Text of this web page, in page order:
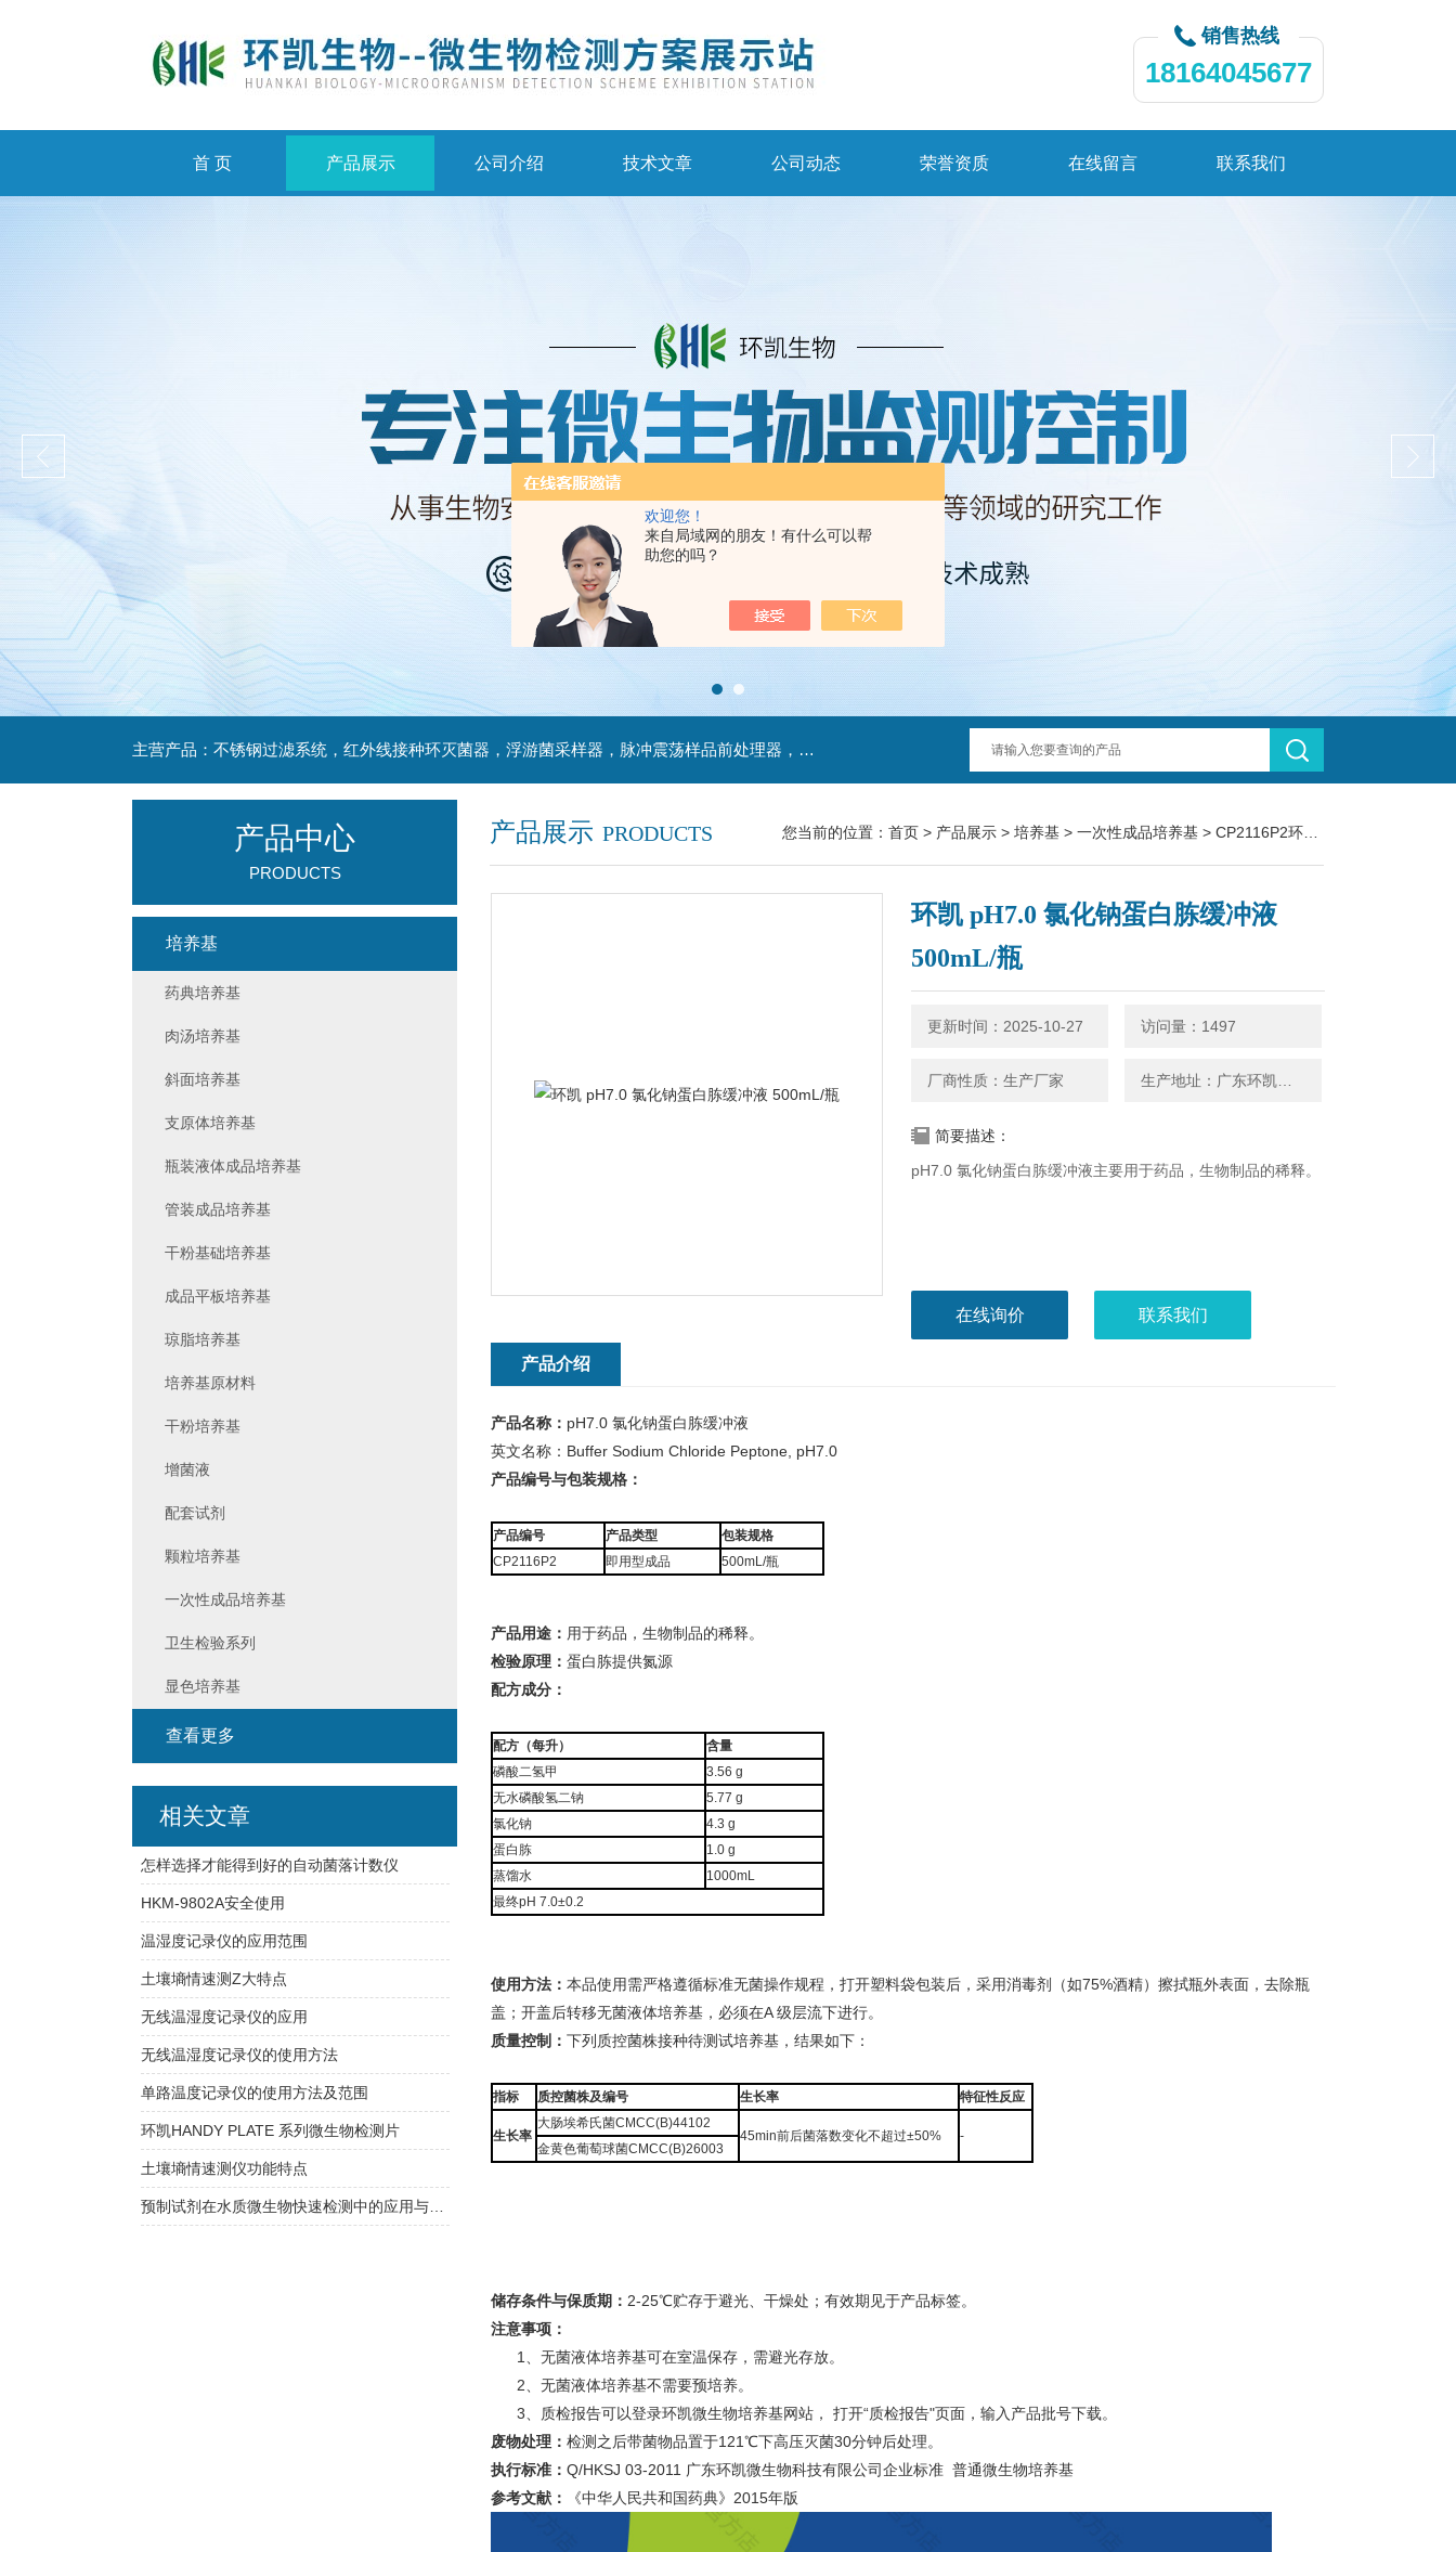
欢迎您！
来自局域网的朋友！有什么可以帮
助您的吗？
销售热线
18164045677
首 页 产品展示 公司介绍 技术文章 公司动态 荣誉资质 在线留言 联系我们
主营产品：不锈钢过滤系统，红外线接种环灭菌器，浮游菌采样器，脉冲震荡样品前处理器，数字化智能电热鼓风干燥箱，数字化智能电热恒温培养箱，实验室设备及环境温湿度监测系统，洁净工作台等实验设仪器设备。
产品展示 PRODUCTS 您当前的位置： 首页 > 产品展示 > 培养基 > 一次性成品培养基 > CP2116P2环凯 pH7.0 氯化钠蛋白胨缓冲液 500mL/瓶
环凯 pH7.0 氯化钠蛋白胨缓冲液
500mL/瓶
更新时间：2025-10-27 访问量：1497
厂商性质：生产厂家
简要描述：
pH7.0 氯化钠蛋白胨缓冲液主要用于药品，生物制品的稀释。
在线询价 联系我们
产品介绍
产品名称： pH7.0 氯化钠蛋白胨缓冲液
英文名称：Buffer Sodium Chloride Peptone, pH7.0
产品编号与包装规格：
产品编号 产品类型
包装规格
CP2116P2
即用型成品 500mL/瓶
产品用途： 用于药品，生物制品的稀释。
检验原理： 蛋白胨提供氮源
配方成分：
配方（每升）
含量
磷酸二氢甲
3.56 g
无水磷酸氢二钠
5.77 g
氯化钠
4.3 g
蛋白胨
1.0 g
蒸馏水
1000mL
最终pH 7.0±0.2
使用方法： 本品使用需严格遵循标准无菌操作规程，打开塑料袋包装后，采用消毒剂（如75%酒精）擦拭瓶外表面，去除瓶
盖；开盖后转移无菌液体培养基，必须在A 级层流下进行。
质量控制： 下列质控菌株接种待测试培养基，结果如下：
指标 质控菌株及编号 生长率 特征性反应
生长率
大肠埃希氏菌CMCC(B)44102
45min前后菌落数变化不超过±50%
-
金黄色葡萄球菌CMCC(B)26003
储存条件与保质期： 2-25℃贮存于避光、干燥处；有效期见于产品标签。
注意事项：
1、无菌液体培养基可在室温保存，需避光存放。
2、无菌液体培养基不需要预培养。
3、质检报告可以登录环凯微生物培养基网站， 打开“质检报告"页面，输入产品批号下载。
废物处理： 检测之后带菌物品置于121℃下高压灭菌30分钟后处理。
执行标准： Q/HKSJ 03-2011 广东环凯微生物科技有限公司企业标准 普通微生物培养基
参考文献：
《中华人民共和国药典》2015年版
产品中心
PRODUCTS
培养基
药典培养基
肉汤培养基
斜面培养基
支原体培养基
瓶装液体成品培养基
管装成品培养基
干粉基础培养基
成品平板培养基
琼脂培养基
培养基原材料
干粉培养基
增菌液
配套试剂
颗粒培养基
一次性成品培养基
卫生检验系列
显色培养基
查看更多
相关文章
怎样选择才能得到好的自动菌落计数仪
HKM-9802A安全使用
温湿度记录仪的应用范围
土壤墒情速测Z大特点
无线温湿度记录仪的应用
无线温湿度记录仪的使用方法
单路温度记录仪的使用方法及范围
环凯HANDY PLATE 系列微生物检测片
土壤墒情速测仪功能特点
预制试剂在水质微生物快速检测中的应用与方法验证指南